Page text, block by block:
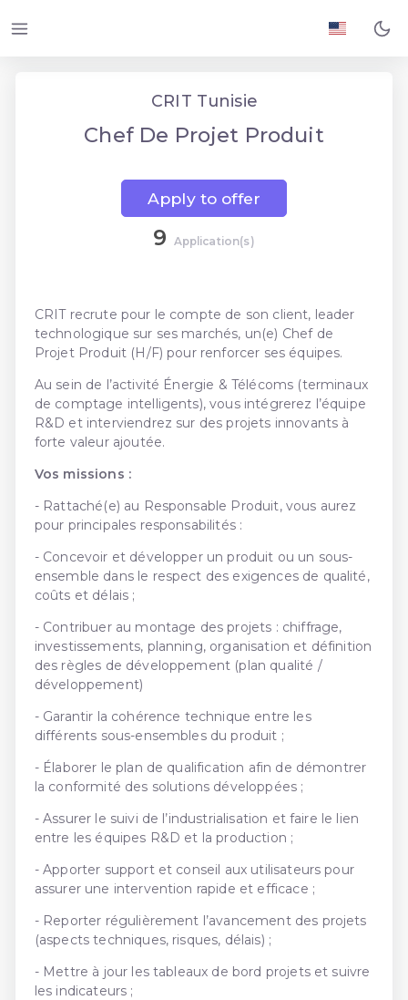
CRIT Tunisie
Chef De Projet Produit
Apply to offer
9 Application(s)
CRIT recrute pour le compte de son client, leader
technologique sur ses marchés, un(e) Chef de
Projet Produit (H/F) pour renforcer ses équipes.
Au sein de l’activité Énergie & Télécoms (terminaux
de comptage intelligents), vous intégrerez l’équipe
R&D et interviendrez sur des projets innovants à
forte valeur ajoutée.
Vos missions :
- Rattaché(e) au Responsable Produit, vous aurez
pour principales responsabilités :
- Concevoir et développer un produit ou un sous-
ensemble dans le respect des exigences de qualité,
coûts et délais ;
- Contribuer au montage des projets : chiffrage,
investissements, planning, organisation et définition
des règles de développement (plan qualité /
développement)
- Garantir la cohérence technique entre les
différents sous-ensembles du produit ;
- Élaborer le plan de qualification afin de démontrer
la conformité des solutions développées ;
- Assurer le suivi de l’industrialisation et faire le lien
entre les équipes R&D et la production ;
- Apporter support et conseil aux utilisateurs pour
assurer une intervention rapide et efficace ;
- Reporter régulièrement l’avancement des projets
(aspects techniques, risques, délais) ;
- Mettre à jour les tableaux de bord projets et suivre
les indicateurs ;